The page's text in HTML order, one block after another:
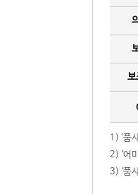
보
1) '품
2) ‘어
3) ‘품